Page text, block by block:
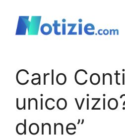
contenuto
Carlo
unico
donne”